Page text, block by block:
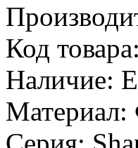
Код товара:
Наличие:
Материал: